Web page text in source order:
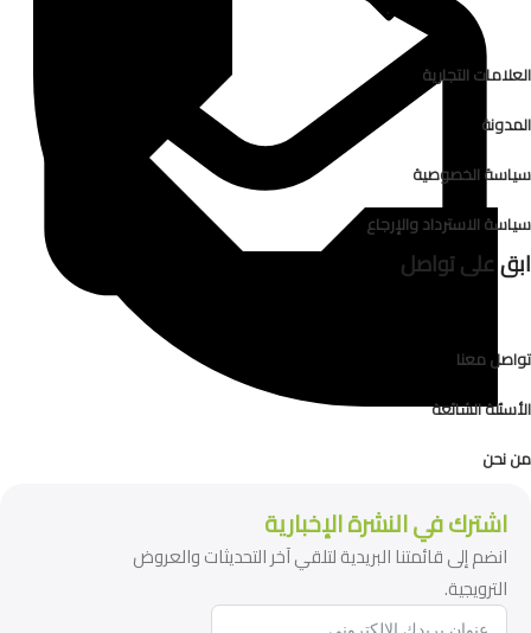
العلامات التجارية
المدونة
سياسة الخصوصية
سياسة الاسترداد والإرجاع
ابق على تواصل
تواصل معنا
الأسئلة الشائعة
من نحن
اشترك في النشرة الإخبارية
انضم إلى قائمتنا البريدية لتلقي آخر التحديثات والعروض
الترويجية.